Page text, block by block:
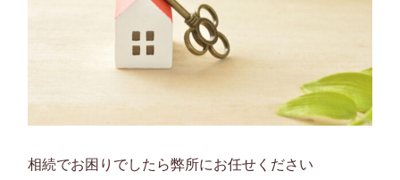
相続でお困りでしたら弊所にお任せください